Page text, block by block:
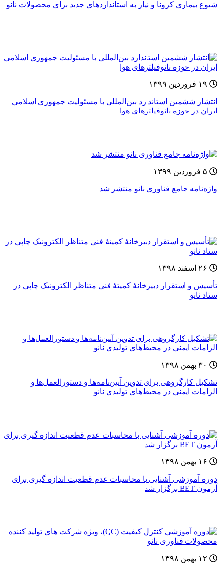
شیوع بیماری کرونا و نیاز به استانداردهای جدید برای محصولات نانو
انتشار ششمین استاندارد بین‌المللی با مسئولیت جمهوری اسلامی
ایران در حوزه نانوفیلترهای هوا
واژه‌نامه جامع فناوری نانو منتشر شد
تأسیس و استقرار دبیرخانۀ کمیتۀ فنی متناظر الکترونیک چاپی در
ستاد نانو
تشکیل کارگروهی برای تدوین آیین‌نامه‌ها و دستورالعمل‌ها و
الزامات ایمنی در محیط‌های تولیدی نانو
دوره آموزشی آشنایی با محاسبات عدم قطعیت اندازه گیری برای
آزمون BET برگزار شد